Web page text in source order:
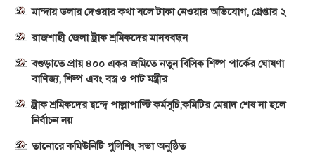
মান্দায় ডলার দেওয়ার কথা বলে টাকা নেওয়ার অভিযোগ, গ্রেপ্তার ২
রাজশাহী জেলা ট্রাক শ্রমিকদের মানববন্ধন
বগুড়াতে প্রায় ৪০০ একর জমিতে নতুন বিসিক শিল্প পার্কের ঘোষণা
বাণিজ্য, শিল্প এবং বস্ত্র ও পাট মন্ত্রীর
ট্রাক শ্রমিকদের দ্বন্দ্বে পাল্লাপাল্টি কর্মসূচি,কমিটির মেয়াদ শেষ না হলে
নির্বাচন নয়
তানোরে কমিউনিটি পুলিশিং সভা অনুষ্ঠিত